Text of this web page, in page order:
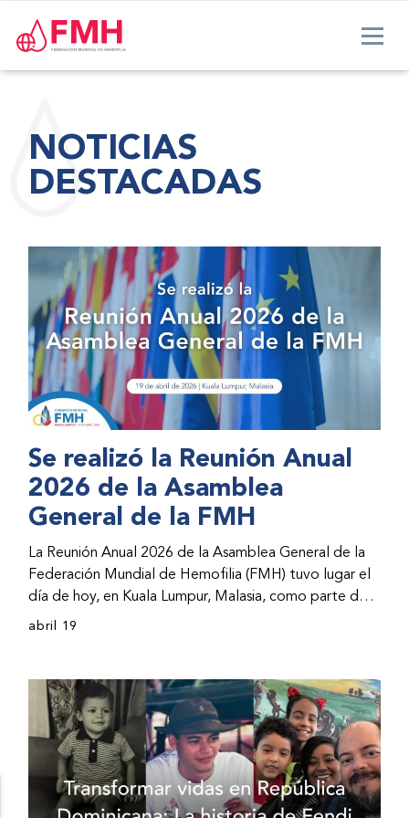
NOTICIAS
DESTACADAS
Se realizó la Reunión Anual
2026 de la Asamblea
General de la FMH
La Reunión Anual 2026 de la Asamblea General de la
Federación Mundial de Hemofilia (FMH) tuvo lugar el
día de hoy, en Kuala Lumpur, Malasia, como parte del
Congreso Mundial 2026 de la FMH. La reunión abarcó
avances por parte de la dirección de la FMH. Al
evento asistieron representantes de las organizaciones
nacionales miembros (ONM) de la FMH y otras partes
interesadas.
abril 19